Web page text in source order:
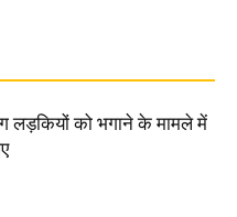
लड़कियों को भगाने के मामले में